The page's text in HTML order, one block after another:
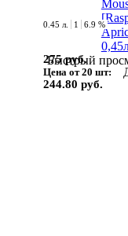
Быстрый
0.45 л. 1 6.9 %
275 руб.
Цена от 20 шт:
244.80 руб.